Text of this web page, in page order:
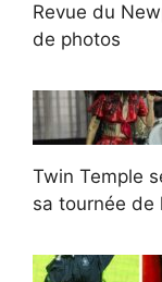
Revue du
de photos
Twin Temple
sa tournée de